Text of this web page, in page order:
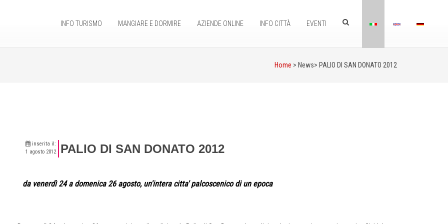
INFO TURISMO MANGIARE E DORMIRE AZIENDE ONLINE INFO CITTÀ EVENTI
Home > News> PALIO DI SAN DONATO 2012
inserita il:
1 agosto 2012
PALIO DI SAN DONATO 2012
da venerdì 24 a domenica 26 agosto, un'intera citta' palcoscenico di un epoca